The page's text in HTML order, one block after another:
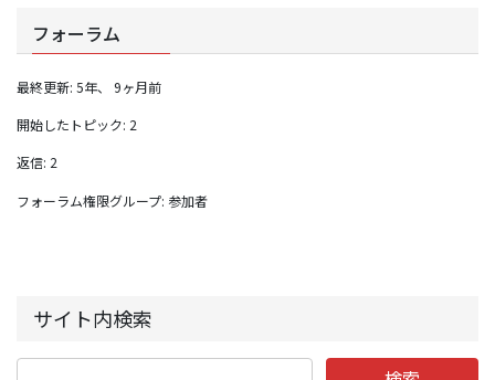
フォーラム
最終更新: 5年、 9ヶ月前
開始したトピック: 2
返信: 2
フォーラム権限グループ: 参加者
サイト内検索